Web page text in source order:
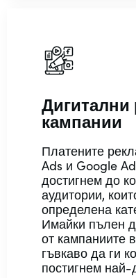
Дигитални
кампании
Платените
Ads и Google
достигнем до
аудитории,
определена
Имайки пълен
от кампаниите
гъвкаво да ги
постигнем най-